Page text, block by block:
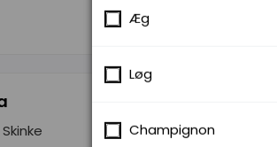
Æg
Løg
Champignon